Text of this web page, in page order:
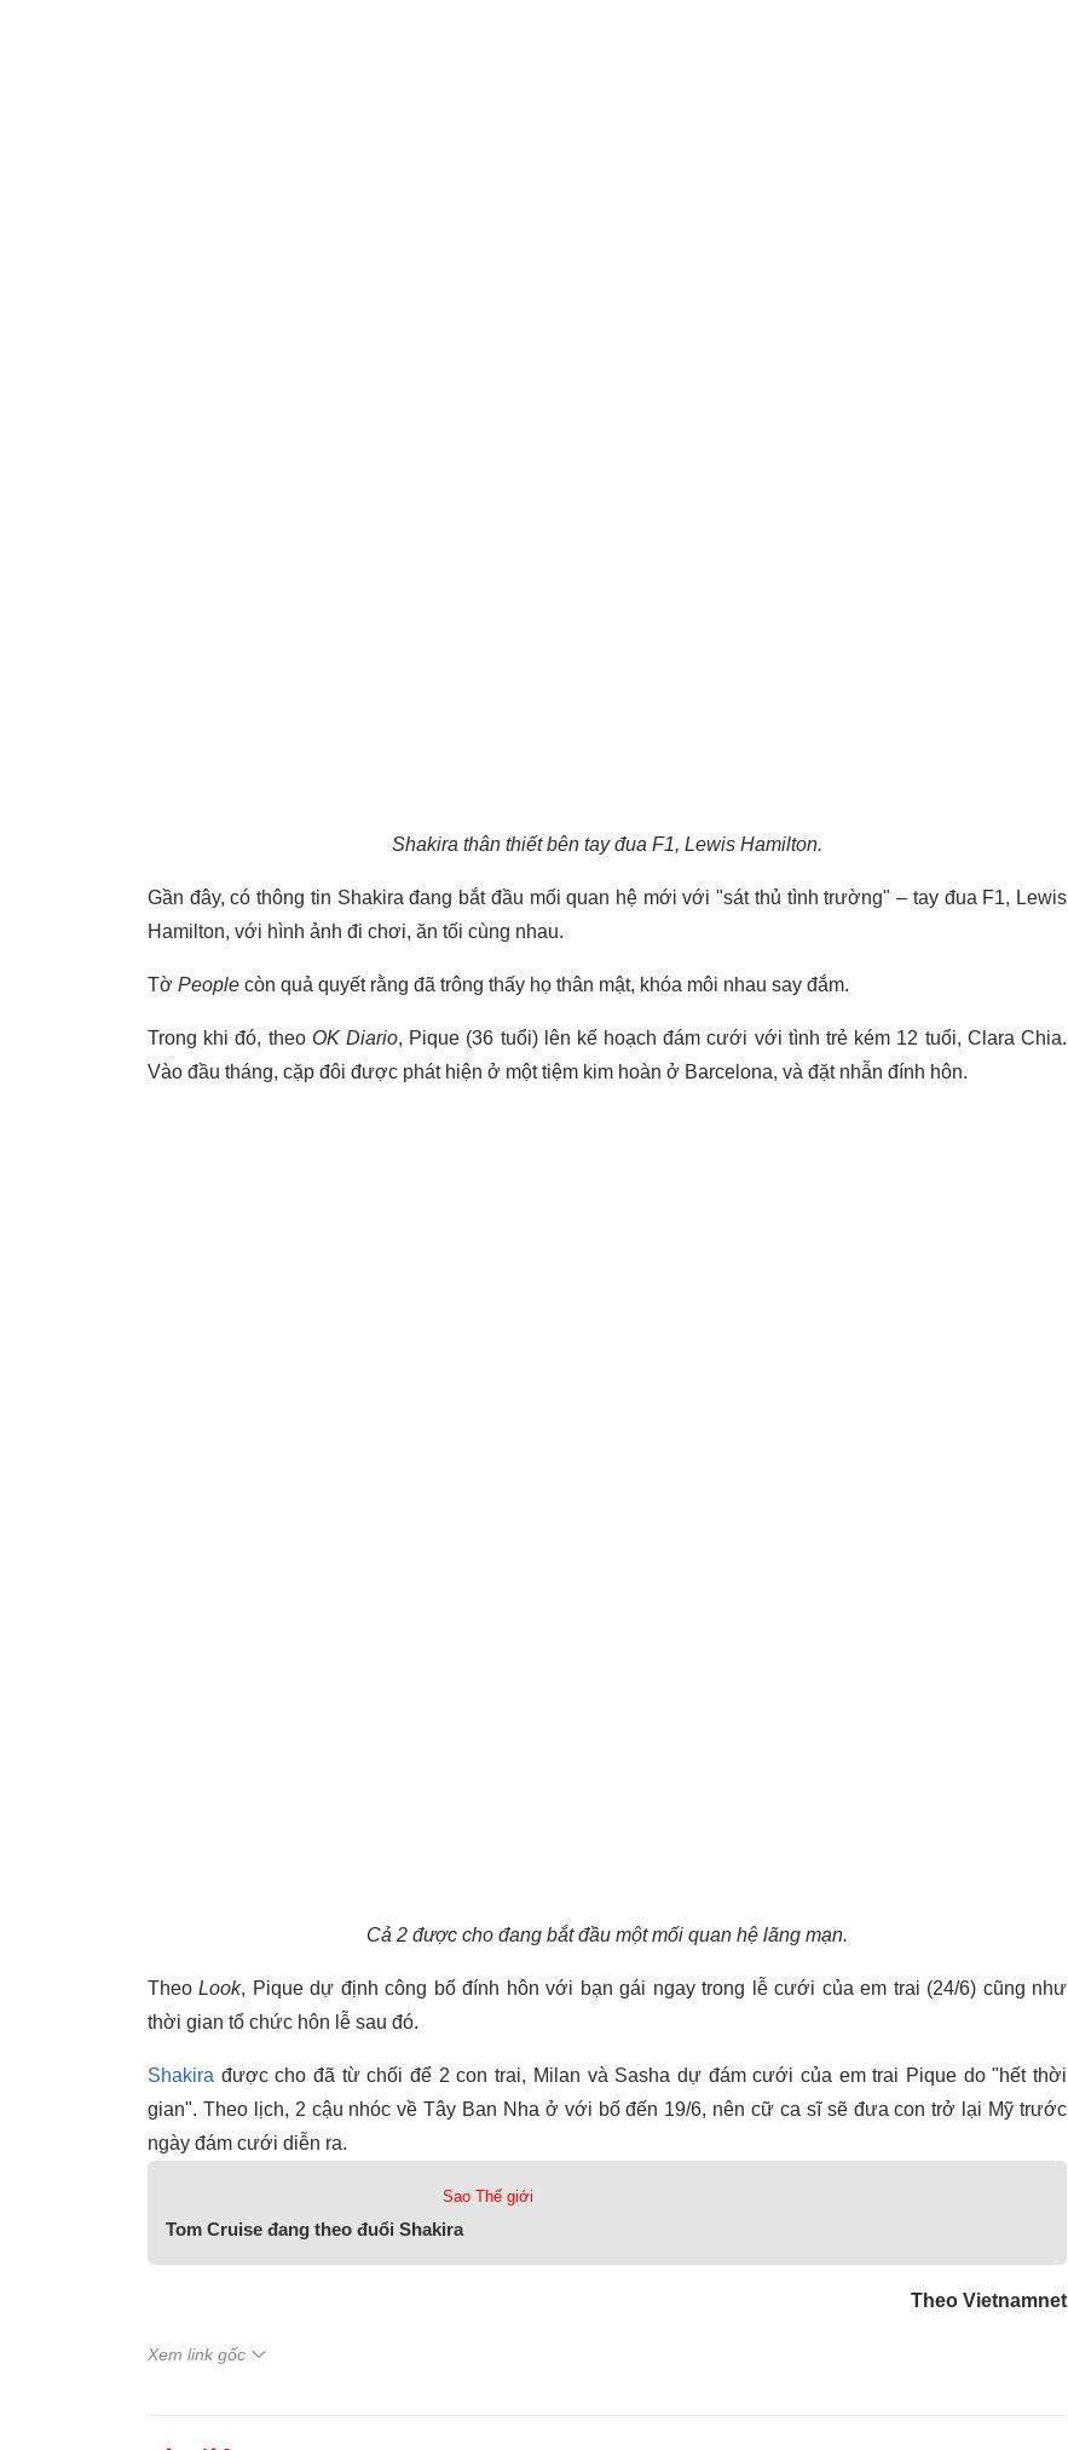
Shakira thân thiết bên tay đua F1, Lewis Hamilton.
Gần đây, có thông tin Shakira đang bắt đầu mối quan hệ mới với "sát thủ tình trường" – tay đua F1, Lewis
Hamilton, với hình ảnh đi chơi, ăn tối cùng nhau.
Tờ People còn quả quyết rằng đã trông thấy họ thân mật, khóa môi nhau say đắm.
Trong khi đó, theo OK Diario, Pique (36 tuổi) lên kế hoạch đám cưới với tình trẻ kém 12 tuổi, Clara Chia.
Vào đầu tháng, cặp đôi được phát hiện ở một tiệm kim hoàn ở Barcelona, và đặt nhẫn đính hôn.
Cả 2 được cho đang bắt đầu một mối quan hệ lãng mạn.
Theo Look, Pique dự định công bố đính hôn với bạn gái ngay trong lễ cưới của em trai (24/6) cũng như
thời gian tổ chức hôn lễ sau đó.
Shakira được cho đã từ chối để 2 con trai, Milan và Sasha dự đám cưới của em trai Pique do "hết thời
gian". Theo lịch, 2 cậu nhóc về Tây Ban Nha ở với bố đến 19/6, nên cữ ca sĩ sẽ đưa con trở lại Mỹ trước
ngày đám cưới diễn ra.
Sao Thế giới
Tom Cruise đang theo đuổi Shakira
Theo Vietnamnet
Xem link gốc